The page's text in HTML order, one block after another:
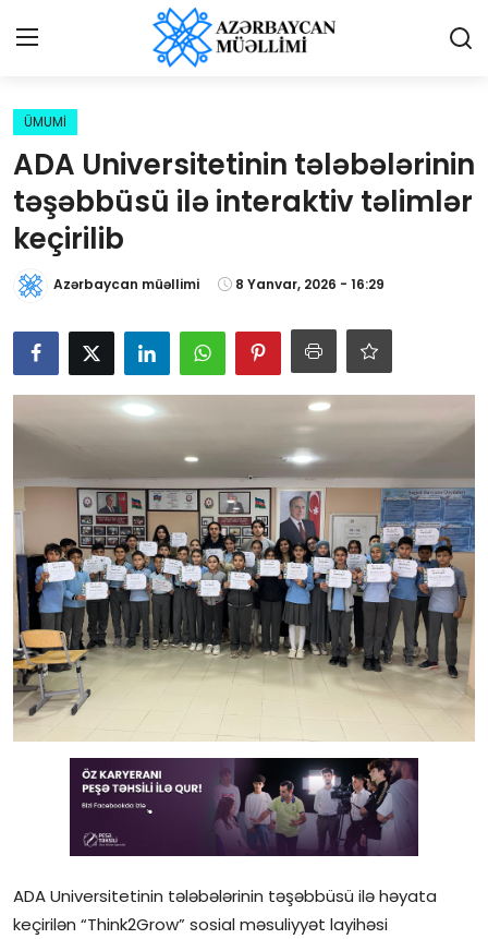
Qəzetə elan ver
Əlaqə
Haqqımızda
Reklam və elan
Biz kimik?
Bütün xəbərlər
Gündəlik
Rəsmi
Təhsil
Müsahibə
Elm və innovasiya
Reportaj
Pedaqogika
Regionlar
ÜMUMİ
ADA Universitetinin tələbələrinin
təşəbbüsü ilə interaktiv təlimlər
keçirilib
Azərbaycan müəllimi 8 Yanvar, 2026 - 16:29
ADA Universitetinin tələbələrinin təşəbbüsü ilə həyata
keçirilən “Think2Grow” sosial məsuliyyət layihəsi